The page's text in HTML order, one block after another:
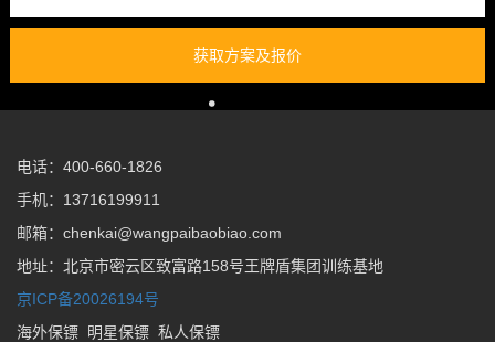
获取方案及报价
电话：400-660-1826
手机：13716199911
邮箱：chenkai@wangpaibaobiao.com
地址：北京市密云区致富路158号王牌盾集团训练基地
京ICP备20026194号
海外保镖 明星保镖 私人保镖